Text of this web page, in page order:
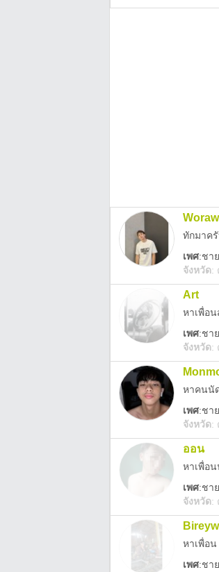
ทักมาค
เพศ:ชาย
จังหวัด:
Art
หาเพื่อ
เพศ:ชาย
จังหวัด:
หาคนนั
เพศ:ชาย
จังหวัด:
ออน
หาเพื่อ
เพศ:ชาย
จังหวัด:
หาเพื่อ
เพศ:ชาย